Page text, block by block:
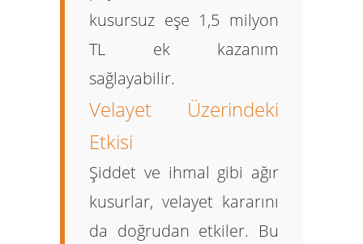
kusursuz eşe 1,5 milyon
TL ek kazanım
sağlayabilir.
Velayet Üzerindeki
Etkisi
Şiddet ve ihmal gibi ağır
kusurlar, velayet kararını
da doğrudan etkiler. Bu